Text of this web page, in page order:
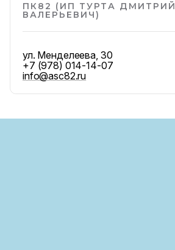
ПК82 (ИП ТУРТА ДМИТРИЙ
ВАЛЕРЬЕВИЧ)
ул. Менделеева, 30
+7 (978) 014-14-07
info@asc82.ru